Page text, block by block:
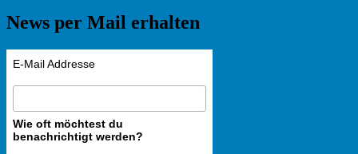
News per Mail erhalten
E-Mail Addresse
Wie oft möchtest du
benachrichtigt werden?